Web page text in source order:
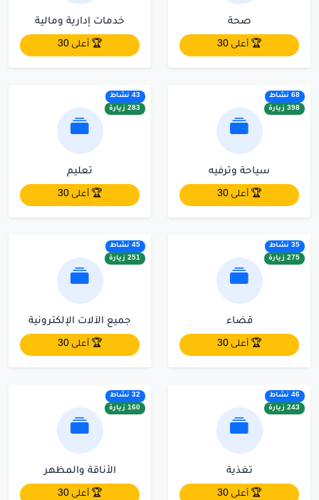
صحة
🏆 أعلى 30
خدمات إدارية ومالية
🏆 أعلى 30
68 نشاط
398 زيارة
سياحة وترفيه
🏆 أعلى 30
43 نشاط
283 زيارة
تعليم
🏆 أعلى 30
35 نشاط
275 زيارة
قضاء
🏆 أعلى 30
45 نشاط
251 زيارة
جميع الآلات الإلكترونية
🏆 أعلى 30
46 نشاط
243 زيارة
تغذية
🏆 أعلى 30
32 نشاط
160 زيارة
الأناقة والمظهر
🏆 أعلى 30